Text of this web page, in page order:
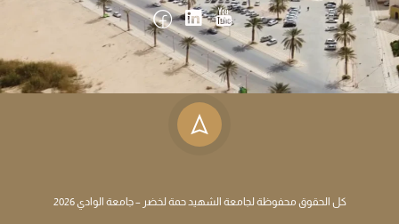
كل الحقوق محفوظة لجامعة الشهيد حمة لخضر – جامعة الوادي 2026